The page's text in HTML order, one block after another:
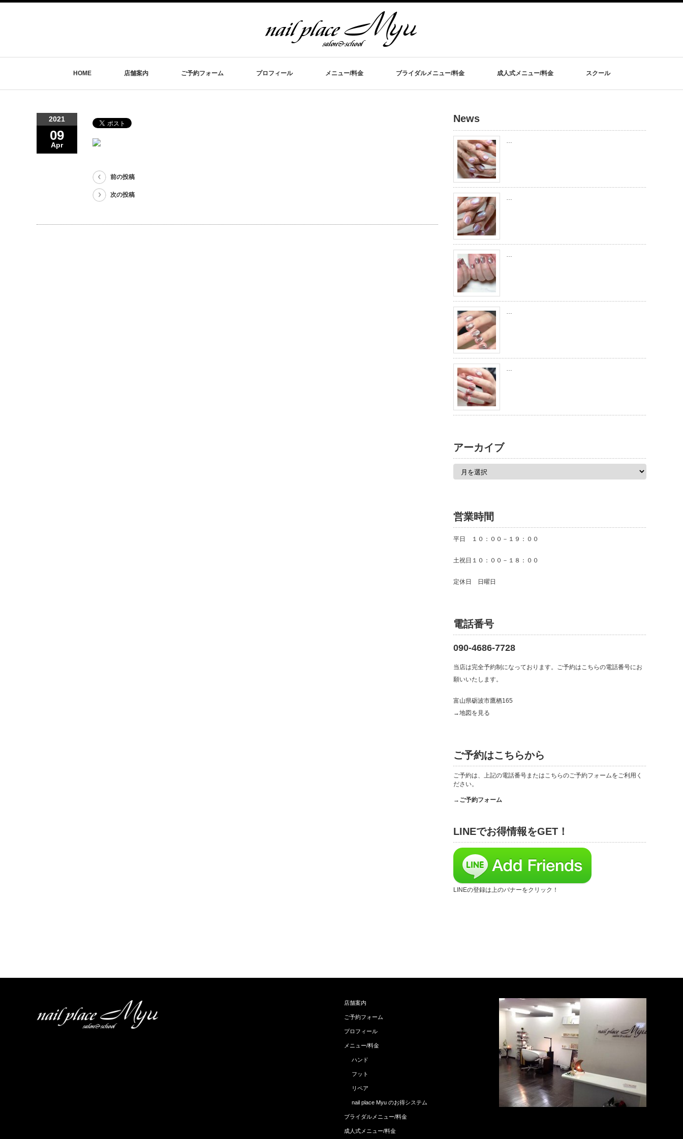
HOME 店舗案内 ご予約フォーム プロフィール メニュー/料金 ブライダルメニュー/料金 成人式メニュー/料金 スクール
2021
09
Apr
前の投稿
次の投稿
News
…
…
…
…
…
アーカイブ
営業時間
平日 １０：００－１９：００
土祝日１０：００－１８：００
定休日 日曜日
電話番号
090-4686-7728
当店は完全予約制になっております。ご予約はこちらの電話番号にお
願いいたします。
富山県砺波市鷹栖165
→地図を見る
ご予約はこちらから
ご予約は、上記の電話番号またはこちらのご予約フォームをご利用く
ださい。
→ご予約フォーム
LINEでお得情報をGET！
LINEの登録は上のバナーをクリック！
店舗案内
ご予約フォーム
プロフィール
メニュー/料金
ハンド
フット
リペア
nail place Myu のお得システム
ブライダルメニュー/料金
成人式メニュー/料金